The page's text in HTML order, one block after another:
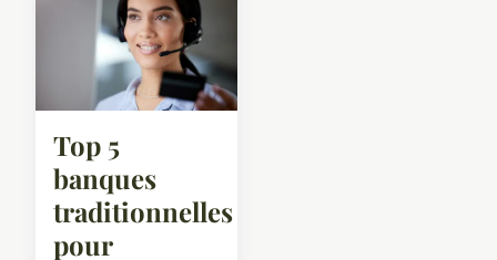
Top 5
banques
traditionnelles
pour